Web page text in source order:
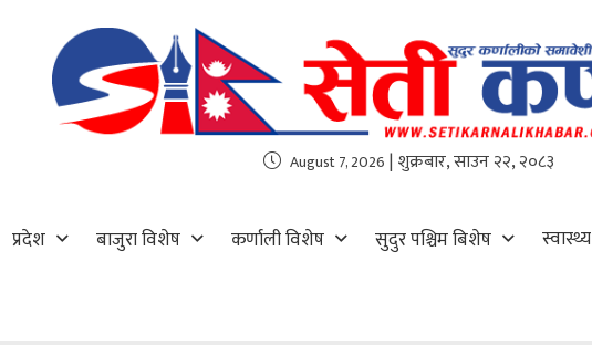
August 7, 2026 | शुक्रबार, साउन २२, २०८३
प्रदेश बाजुरा विशेष कर्णाली विशेष सुदुर पश्चिम बिशेष स्वास्थ्य